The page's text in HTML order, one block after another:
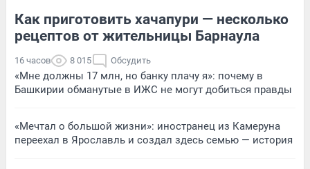
Как приготовить хачапури — несколько
рецептов от жительницы Барнаула
16 часов 8 015 Обсудить
«Мне должны 17 млн, но банку плачу я»: почему в
Башкирии обманутые в ИЖС не могут добиться правды
«Мечтал о большой жизни»: иностранец из Камеруна
переехал в Ярославль и создал здесь семью — история